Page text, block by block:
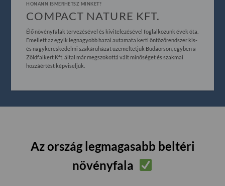
HONANN ISMERHETSZ MINKET?
COMPACT NATURE KFT.
Élő növényfalak tervezésével és kivitelezésével foglalkozunk évek óta.
Emellett az egyik legnagyobb hazai autamata kerti öntözőrendszer kis-
és nagykereskedelmi szakáruházat üzemeltetjük Budaörsön, egyben a
Zöldfalkert Kft. által már megszokottá vált minőséget és szakmai
hozzáértést képviseljük.
Az ország legmagasabb beltéri
növényfala